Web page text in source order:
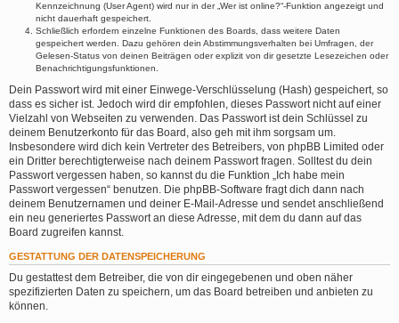
Kennzeichnung (User Agent) wird nur in der „Wer ist online?“-Funktion angezeigt und
nicht dauerhaft gespeichert.
Schließlich erfordern einzelne Funktionen des Boards, dass weitere Daten
gespeichert werden. Dazu gehören dein Abstimmungsverhalten bei Umfragen, der
Gelesen-Status von deinen Beiträgen oder explizit von dir gesetzte Lesezeichen oder
Benachrichtigungsfunktionen.
Dein Passwort wird mit einer Einwege-Verschlüsselung (Hash) gespeichert, so
dass es sicher ist. Jedoch wird dir empfohlen, dieses Passwort nicht auf einer
Vielzahl von Webseiten zu verwenden. Das Passwort ist dein Schlüssel zu
deinem Benutzerkonto für das Board, also geh mit ihm sorgsam um.
Insbesondere wird dich kein Vertreter des Betreibers, von phpBB Limited oder
ein Dritter berechtigterweise nach deinem Passwort fragen. Solltest du dein
Passwort vergessen haben, so kannst du die Funktion „Ich habe mein
Passwort vergessen“ benutzen. Die phpBB-Software fragt dich dann nach
deinem Benutzernamen und deiner E-Mail-Adresse und sendet anschließend
ein neu generiertes Passwort an diese Adresse, mit dem du dann auf das
Board zugreifen kannst.
GESTATTUNG DER DATENSPEICHERUNG
Du gestattest dem Betreiber, die von dir eingegebenen und oben näher
spezifizierten Daten zu speichern, um das Board betreiben und anbieten zu
können.